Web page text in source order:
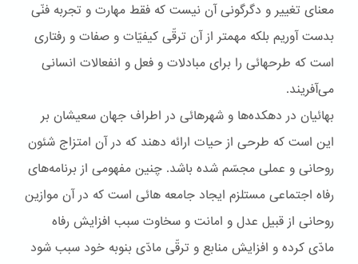
معنای تغيير و دگرگونی آن نيست که فقط مهارت و تجربه فنّی
بدست آوريم بلکه مهمتر از آن ترقّی کيفيّات و صفات و رفتاری
است که طرحهائی را برای مبادلات و فعل و انفعالات انسانی
می‌آفريند.
بهائيان در دهکده‌ها و شهرهائی در اطراف جهان سعيشان بر
اين است که طرحی از حيات ارائه دهند که در آن امتزاج شئون
روحانی و عملی مجسّم شده باشد. چنين مفهومی از برنامه‌های
رفاه اجتماعی مستلزم ايجاد جامعه هائی است که در آن موازين
روحانی از قبيل عدل و امانت و سخاوت سبب افزايش رفاه
مادّی کرده و افزايش منابع و ترقّی مادّی بنوبه خود سبب شود